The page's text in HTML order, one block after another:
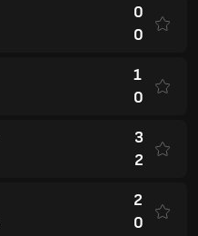
0
0
1
0
3
2
2
0